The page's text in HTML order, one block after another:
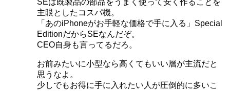
SEは既製品の部品をうまく使って安く作ることを
主眼としたコスパ機。
「あのiPhoneがお手軽な価格で手に入る」Special
EditionだからSEなんだぞ。
CEO自身も言ってるだろ。
お前みたいに小型なら高くてもいい層が主流だと
思うなよ。
少しでもお得に手に入れたい人が圧倒的に多いこ